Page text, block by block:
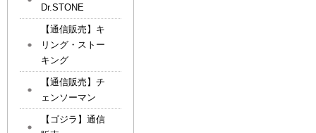
Dr.STONE
【通信販売】キ
リング・ストー
キング
【通信販売】チ
ェンソーマン
【ゴジラ】通信